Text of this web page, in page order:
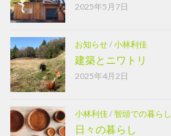
2025年5月7日
お知らせ/小林利佳
建築とニワトリ
2025年4月2日
小林利佳/智頭での暮らし
日々の暮らし